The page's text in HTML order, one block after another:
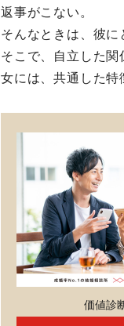
返事がこない。
そんなときは、彼に
そこで、自立した
女には、共通した特
価値診